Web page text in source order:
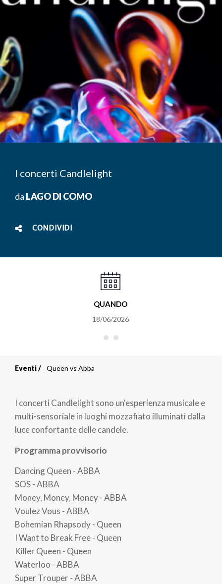
I concerti Candlelight
da LAGO DI COMO
CONDIVIDI
QUANDO
18/06/2026
di
pane
Eventi Queen vs Abba
I concerti Candlelight sono un'esperienza musicale e
multi-sensoriale in luoghi mozzafiato illuminati dalla
luce confortante delle candele.
Programma provvisorio
Dancing Queen - ABBA
SOS - ABBA
Money, Money, Money - ABBA
Voulez Vous - ABBA
Bohemian Rhapsody - Queen
I Want to Break Free - Queen
Killer Queen - Queen
Waterloo - ABBA
Super Trouper - ABBA